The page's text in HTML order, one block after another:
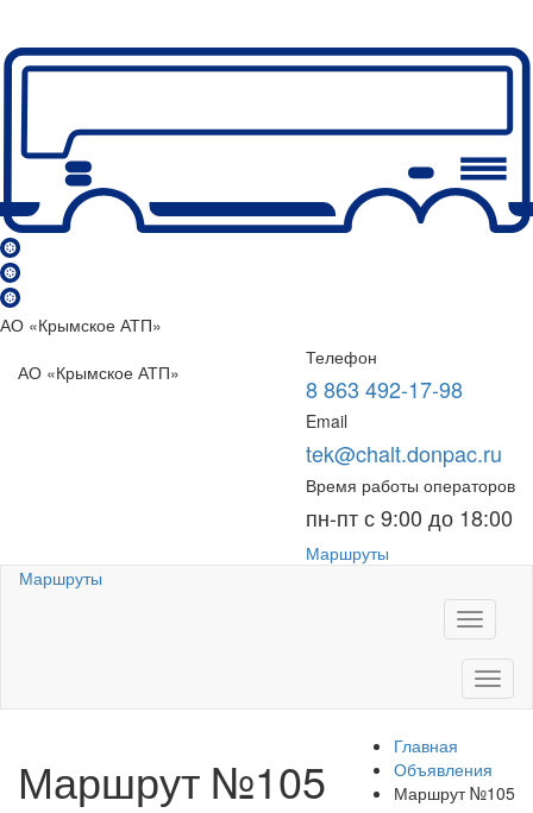
АО «Крымское АТП»
АО «Крымское АТП»
Телефон
8 863 492-17-98
Email
tek@chalt.donpac.ru
Время работы операторов
пн-пт с 9:00 до 18:00
Маршруты
Маршруты
Меню
Меню
Маршрут №105
Главная
Объявления
Маршрут №105